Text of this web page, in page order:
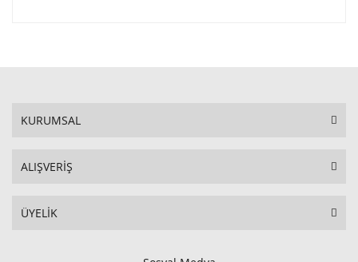
KURUMSAL
ALIŞVERİŞ
ÜYELİK